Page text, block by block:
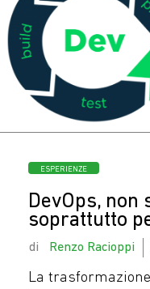
Categorie
ESPERIENZE
DevOps,
soprattutto
by Renzo Racioppi
La